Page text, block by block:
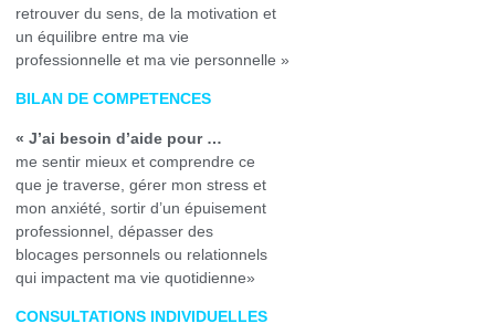
retrouver du sens, de la motivation et
un équilibre entre ma vie
professionnelle et ma vie personnelle »
BILAN DE COMPETENCES
« J’ai besoin d’aide pour …
me sentir mieux et comprendre ce
que je traverse, gérer mon stress et
mon anxiété, sortir d’un épuisement
professionnel, dépasser des
blocages personnels ou relationnels
qui impactent ma vie quotidienne»
CONSULTATIONS INDIVIDUELLES